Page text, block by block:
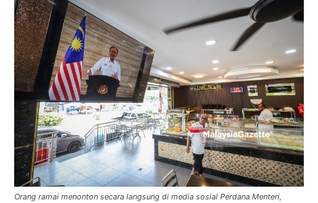
Orang ramai menonton secara langsung di media sosial Perdana Menteri,